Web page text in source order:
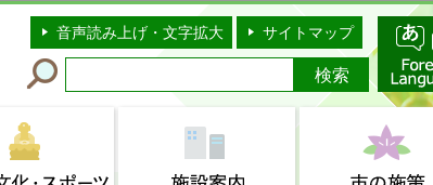
動
音声読み上げ・文字拡大 サイトマップ